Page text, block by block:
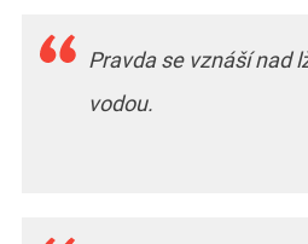
Pravda se vznáší nad
vodou.